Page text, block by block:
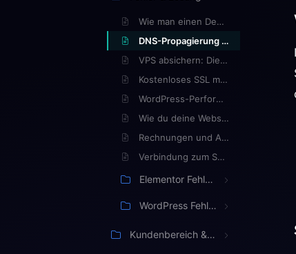
Wie man einen Dedicated Server bestellt
DNS-Propagierung verstehen
VPS absichern: Die ersten Schritte
Kostenloses SSL mit Let's Encrypt einrichten
WordPress-Performance optimieren
Wie du deine Website zu Ypsilon umziehst
Rechnungen und Abrechnung verwalten
Verbindung zum Server über SSH herstellen
Elementor Fehler und Errors
WordPress Fehler und Errors
Kundenbereich & Verwaltung